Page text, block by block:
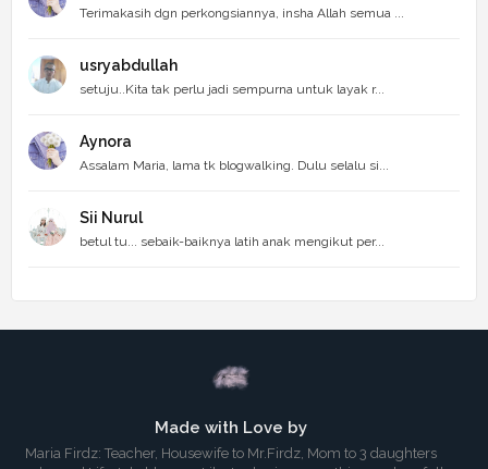
Terimakasih dgn perkongsiannya, insha Allah semua ...
usryabdullah
setuju..Kita tak perlu jadi sempurna untuk layak r...
Aynora
Assalam Maria, lama tk blogwalking. Dulu selalu si...
Sii Nurul
betul tu... sebaik-baiknya latih anak mengikut per...
Made with Love by
Maria Firdz: Teacher, Housewife to Mr.Firdz, Mom to 3 daughters